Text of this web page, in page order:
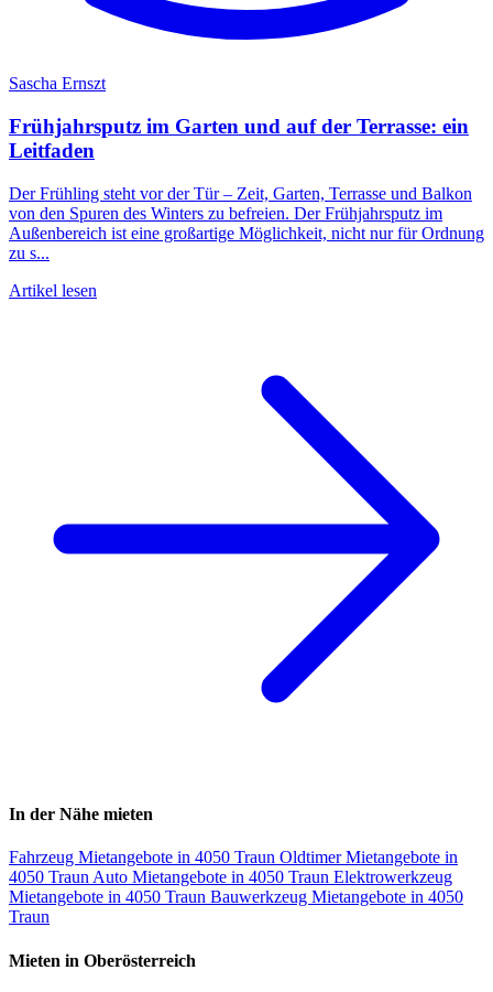
Sascha Ernszt
Frühjahrsputz im Garten und auf der Terrasse: ein
Leitfaden
Der Frühling steht vor der Tür – Zeit, Garten, Terrasse und Balkon
von den Spuren des Winters zu befreien. Der Frühjahrsputz im
Außenbereich ist eine großartige Möglichkeit, nicht nur für Ordnung
zu s...
Artikel lesen
In der Nähe mieten
Fahrzeug Mietangebote in 4050 Traun Oldtimer Mietangebote in
4050 TraunAuto Mietangebote in 4050 Traun Elektrowerkzeug
Mietangebote in 4050 Traun Bauwerkzeug Mietangebote in 4050
Traun
Mieten in Oberösterreich